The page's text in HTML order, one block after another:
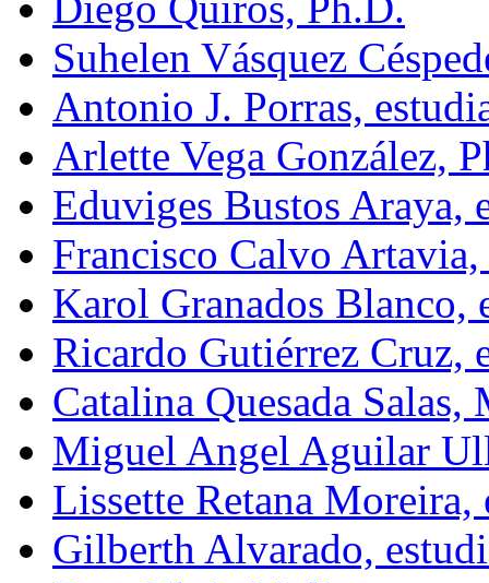
Suhelen Vásquez
Antonio J. Porras,
Arlette Vega González,
Eduviges Bustos Araya,
Francisco Calvo
Karol Granados Blanco,
Ricardo Gutiérrez Cruz,
Catalina Quesada Salas,
Miguel Angel Aguilar
Lissette Retana Moreira,
Gilberth Alvarado,